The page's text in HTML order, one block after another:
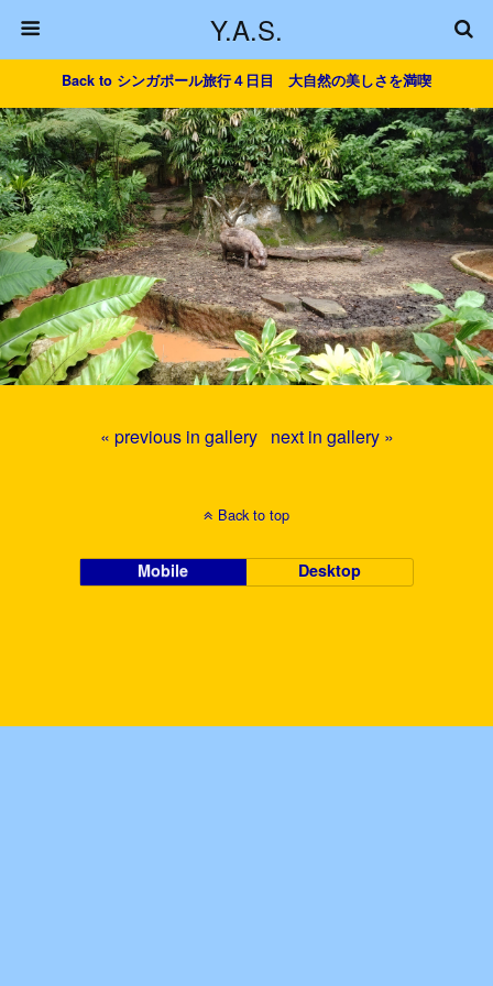
Y.A.S.
Back to シンガポール旅行４日目 大自然の美しさを満喫
« previous in gallery next in gallery »
Back to top
Mobile Desktop